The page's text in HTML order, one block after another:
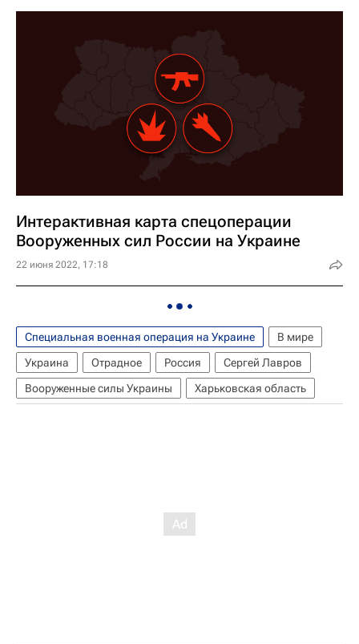
Интерактивная карта спецоперации
Вооруженных сил России на Украине
22 июня 2022, 17:18
Специальная военная операция на Украине
В мире
Украина
Отрадное Россия
Сергей Лавров
Вооруженные силы Украины
Харьковская область